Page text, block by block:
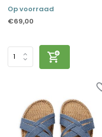
Op voorraad
€69,00